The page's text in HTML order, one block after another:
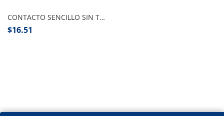
CONTACTO SENCILLO SIN TIERRA ECONOMICO VOLTECH
$16.51